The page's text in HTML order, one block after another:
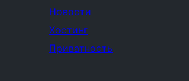
Новости
Хостинг
Приватность